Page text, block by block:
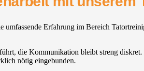
Erfahrung im Bereich
die Kommunikation bleibt streng
nötig eingebunden.